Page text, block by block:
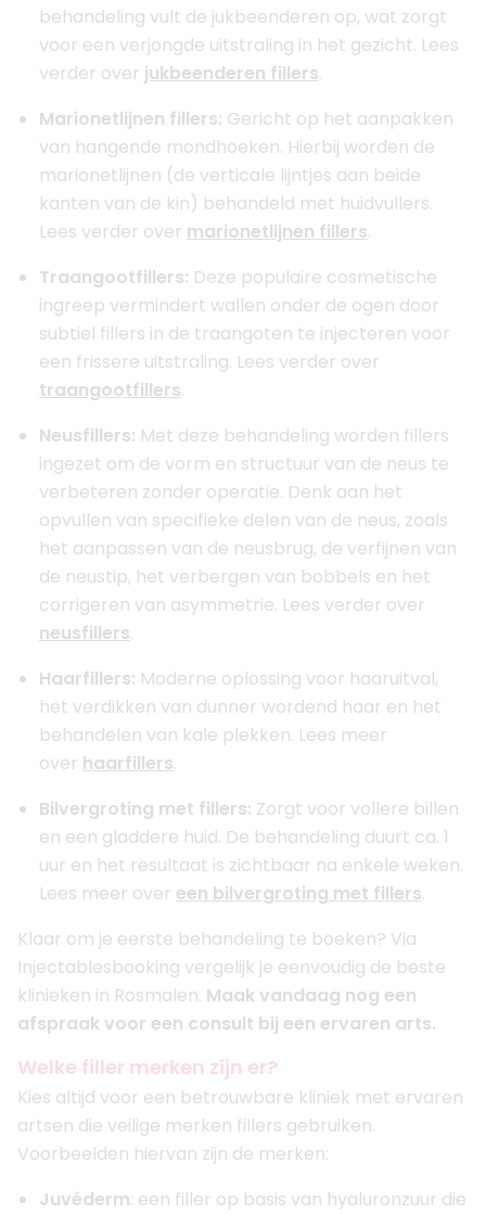
behandeling vult de jukbeenderen op, wat zorgt
voor een verjongde uitstraling in het gezicht. Lees
verder over jukbeenderen fillers.
Marionetlijnen fillers: Gericht op het aanpakken
van hangende mondhoeken. Hierbij worden de
marionetlijnen (de verticale lijntjes aan beide
kanten van de kin) behandeld met huidvullers.
Lees verder over marionetlijnen fillers.
Traangootfillers: Deze populaire cosmetische
ingreep vermindert wallen onder de ogen door
subtiel fillers in de traangoten te injecteren voor
een frissere uitstraling. Lees verder over
traangootfillers.
Neusfillers: Met deze behandeling worden fillers
ingezet om de vorm en structuur van de neus te
verbeteren zonder operatie. Denk aan het
opvullen van specifieke delen van de neus, zoals
het aanpassen van de neusbrug, de verfijnen van
de neustip, het verbergen van bobbels en het
corrigeren van asymmetrie. Lees verder over
neusfillers.
Haarfillers: Moderne oplossing voor haaruitval,
het verdikken van dunner wordend haar en het
behandelen van kale plekken. Lees meer
over haarfillers.
Bilvergroting met fillers: Zorgt voor vollere billen
en een gladdere huid. De behandeling duurt ca. 1
uur en het resultaat is zichtbaar na enkele weken.
Lees meer over een bilvergroting met fillers.
Klaar om je eerste behandeling te boeken? Via
Injectablesbooking vergelijk je eenvoudig de beste
klinieken in Rosmalen. Maak vandaag nog een
afspraak voor een consult bij een ervaren arts.
Welke filler merken zijn er?
Kies altijd voor een betrouwbare kliniek met ervaren
artsen die veilige merken fillers gebruiken.
Voorbeelden hiervan zijn de merken:
Juvéderm: een filler op basis van hyaluronzuur die